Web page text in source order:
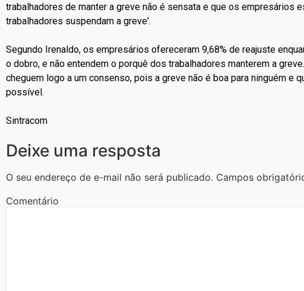
trabalhadores de manter a greve não é sensata e que os empresários
trabalhadores suspendam a greve'.
Segundo Irenaldo, os empresários ofereceram 9,68% de reajuste
o dobro, e não entendem o porquê dos trabalhadores manterem a
cheguem logo a um consenso, pois a greve não é boa para ninguém e
possível.
Sintracom
Deixe uma resposta
O seu endereço de e-mail não será publicado. Campos
Comentário